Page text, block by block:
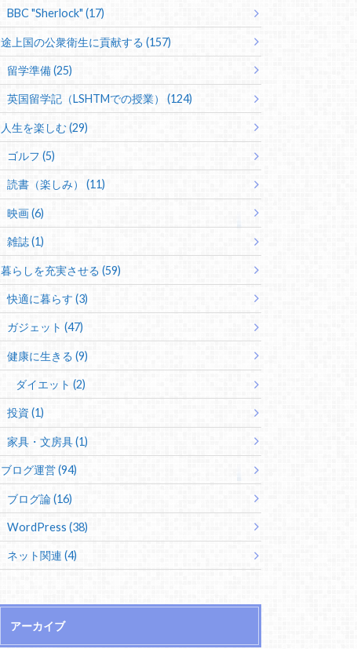
BBC "Sherlock" (17)
途上国の公衆衛生に貢献する (157)
留学準備 (25)
英国留学記（LSHTMでの授業） (124)
人生を楽しむ (29)
ゴルフ (5)
読書（楽しみ） (11)
映画 (6)
雑誌 (1)
暮らしを充実させる (59)
快適に暮らす (3)
ガジェット (47)
健康に生きる (9)
ダイエット (2)
投資 (1)
家具・文房具 (1)
ブログ運営 (94)
ブログ論 (16)
WordPress (38)
ネット関連 (4)
アーカイブ